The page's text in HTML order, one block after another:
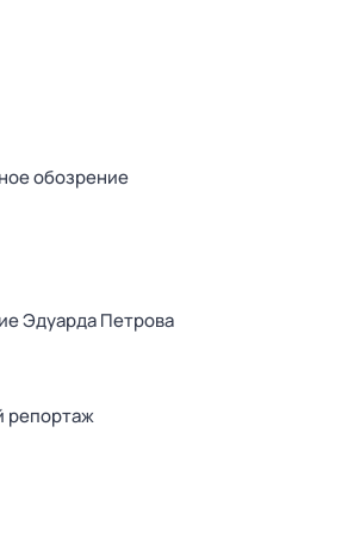
обозрение
Эдуарда Петрова
репортаж